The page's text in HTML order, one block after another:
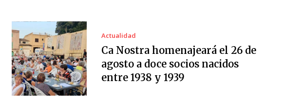
Actualidad
Ca Nostra homenajeará el 26 de
agosto a doce socios nacidos
entre 1938 y 1939